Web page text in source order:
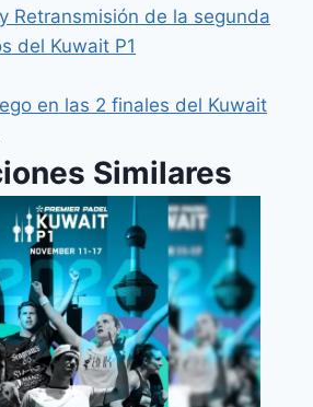
Retransmisión de la segunda
del Kuwait P1
en las 2 finales del Kuwait
Similares